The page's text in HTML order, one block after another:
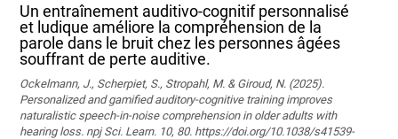
Un entraînement auditivo-cognitif personnalisé
et ludique améliore la compréhension de la
parole dans le bruit chez les personnes âgées
souffrant de perte auditive.
Ockelmann, J., Scherpiet, S., Stropahl, M. & Giroud, N. (2025).
Personalized and gamified auditory-cognitive training improves
naturalistic speech-in-noise comprehension in older adults with
hearing loss. npj Sci. Learn. 10, 80. https://doi.org/10.1038/s41539-